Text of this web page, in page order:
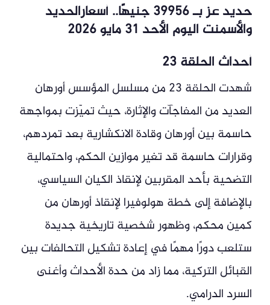
حديد عز بـ 39956 جنيهًا.. أسعارالحديد
والأسمنت اليوم الأحد 31 مايو 2026
أحداث الحلقة 23
شهدت الحلقة 23 من مسلسل المؤسس أورهان
العديد من المفاجآت والإثارة، حيث تميّزت بمواجهة
حاسمة بين أورهان وقادة الانكشارية بعد تمردهم،
وقرارات حاسمة قد تغير موازين الحكم، واحتمالية
التضحية بأحد المقربين لإنقاذ الكيان السياسي،
بالإضافة إلى خطة هولوفيرا لإنقاذ أورهان من
كمين محكم، وظهور شخصية تاريخية جديدة
ستلعب دورًا مهمًا في إعادة تشكيل التحالفات بين
القبائل التركية، مما زاد من حدة الأحداث وأغنى
السرد الدرامي.